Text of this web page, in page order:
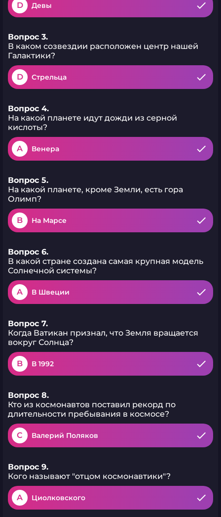
D Девы
Вопрос 3.
В каком созвездии расположен центр нашей
Галактики?
D Стрельца
Вопрос 4.
На какой планете идут дожди из серной
кислоты?
A Венера
Вопрос 5.
На какой планете, кроме Земли, есть гора
Олимп?
B На Марсе
Вопрос 6.
В какой стране создана самая крупная модель
Солнечной системы?
A В Швеции
Вопрос 7.
Когда Ватикан признал, что Земля вращается
вокруг Солнца?
B В 1992
Вопрос 8.
Кто из космонавтов поставил рекорд по
длительности пребывания в космосе?
C Валерий Поляков
Вопрос 9.
Кого называют "отцом космонавтики"?
A Циолковского